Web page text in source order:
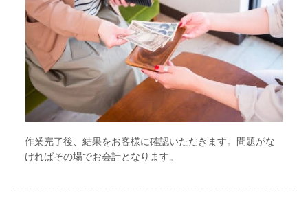
作業完了後、結果をお客様に確認いただきます。問題がな
ければその場でお会計となります。